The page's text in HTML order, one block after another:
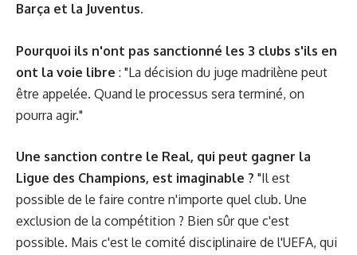
Barça et la Juventus.
Pourquoi ils n'ont pas sanctionné les 3 clubs s'ils en
ont la voie libre : "La décision du juge madrilène peut
être appelée. Quand le processus sera terminé, on
pourra agir."
Une sanction contre le Real, qui peut gagner la
Ligue des Champions, est imaginable ? "Il est
possible de le faire contre n'importe quel club. Une
exclusion de la compétition ? Bien sûr que c'est
possible. Mais c'est le comité disciplinaire de l'UEFA, qui